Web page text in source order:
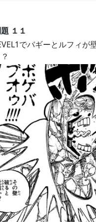
１１
でバギーとルフィが